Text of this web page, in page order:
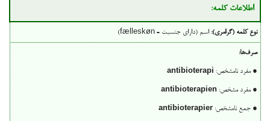
اطلاعات کلمه:
نوع کلمه (گرامری): اسم (دارای جنسیت = fælleskøn)
صرف‌ها:
● مفرد نامشخص: antibioterapi
● مفرد مشخص: antibioterapien
● جمع نامشخص: antibioterapier